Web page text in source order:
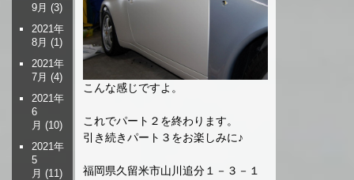
こんな感じですよ。
これでパート２を終わります。
引き続きパート３をお楽しみに♪
福岡県久留米市山川追分１－３－１
9月 (3)
2021年
8月 (1)
2021年
7月 (4)
2021年
6
月 (10)
2021年
5
月 (11)